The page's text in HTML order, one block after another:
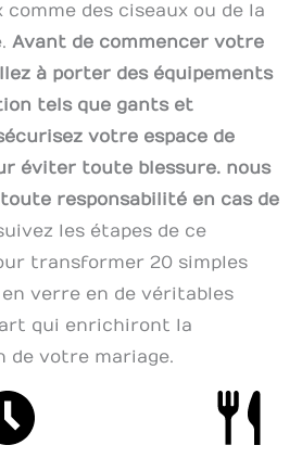
comme des ciseaux ou de la
Avant de commencer votre
à porter des équipements
tels que gants et
votre espace de
éviter toute blessure. nous
responsabilité en cas de
les étapes de ce
transformer 20 simples
verre en de véritables
qui enrichiront la
de votre mariage.